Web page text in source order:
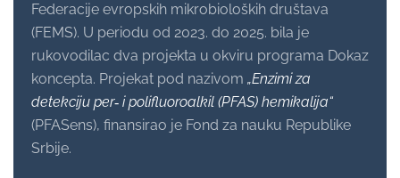
Federacije evropskih mikrobioloških društava
(FEMS). U periodu od 2023. do 2025. bila je
rukovodilac dva projekta u okviru programa Dokaz
koncepta. Projekat pod nazivom „Enzimi za
detekciju per‑ i polifluoroalkil (PFAS) hemikalija“
(PFASens), finansirao je Fond za nauku Republike
Srbije.